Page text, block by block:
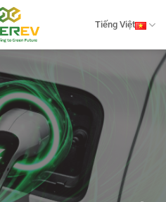
Tiếng Việt